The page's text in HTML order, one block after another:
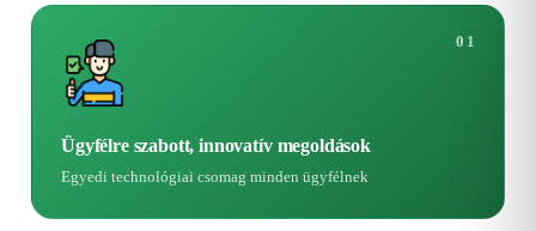
01
Ügyfélre szabott, innovatív megoldások
Egyedi technológiai csomag minden ügyfélnek